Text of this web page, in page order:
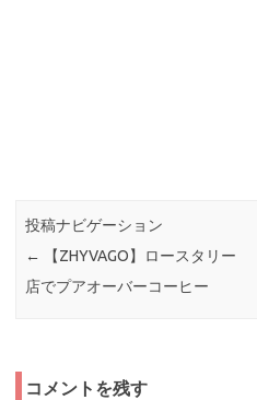
投稿ナビゲーション
←
【ZHYVAGO】ロースタリー
店でプアオーバーコーヒー
コメントを残す